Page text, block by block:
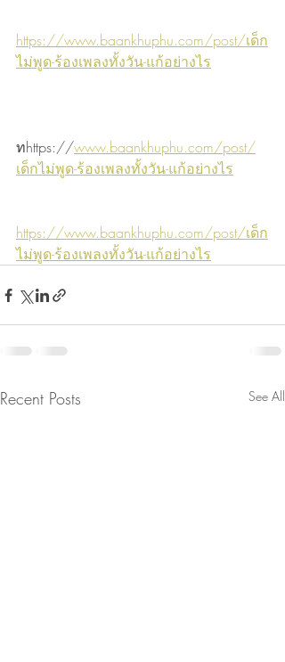
https://www.baankhuphu.com/post/เด็ก
ไม่พูด-ร้องเพลงทั้งวัน-แก้อย่างไร
ทhttps://www.baankhuphu.com/post/
เด็กไม่พูด-ร้องเพลงทั้งวัน-แก้อย่างไร
https://www.baankhuphu.com/post/เด็ก
ไม่พูด-ร้องเพลงทั้งวัน-แก้อย่างไร
Recent Posts See All